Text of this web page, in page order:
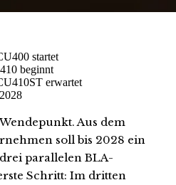
startet
beginnt
erwartet
Aus dem
soll bis 2028 ein
parallelen BLA-
Schritt: Im dritten